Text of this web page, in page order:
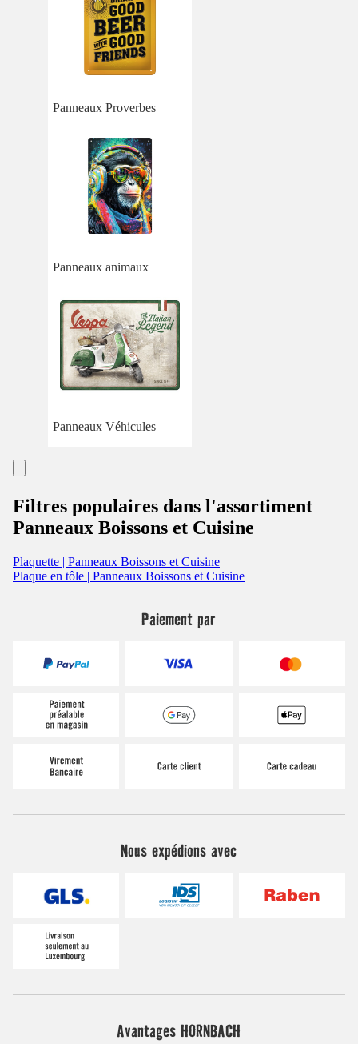
Panneaux Proverbes
Panneaux animaux
Panneaux Véhicules
Filtres populaires dans l'assortiment
Panneaux Boissons et Cuisine
Plaquette | Panneaux Boissons et Cuisine
Plaque en tôle | Panneaux Boissons et Cuisine
Paiement par
Nous expédions avec
Avantages HORNBACH